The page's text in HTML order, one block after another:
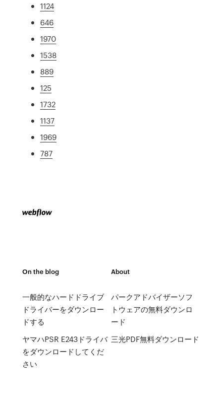
1124
646
1970
1538
889
125
1732
1137
1969
787
On the blog
一般的なハードドライブ
ドライバーをダウンロー
ドする
ヤマハPSR E243ドライバ
をダウンロードしてくだ
さい
About
パークアドバイザーソフ
トウェアの無料ダウンロ
ード
三光PDF無料ダウンロード